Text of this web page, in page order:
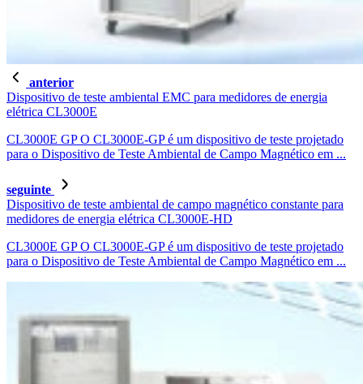
anterior
Dispositivo de teste ambiental EMC para medidores de energia
elétrica CL3000E
CL3000E GP O CL3000E-GP é um dispositivo de teste projetado
para o Dispositivo de Teste Ambiental de Campo Magnético em ...
seguinte
Dispositivo de teste ambiental de campo magnético constante para
medidores de energia elétrica CL3000E-HD
CL3000E GP O CL3000E-GP é um dispositivo de teste projetado
para o Dispositivo de Teste Ambiental de Campo Magnético em ...